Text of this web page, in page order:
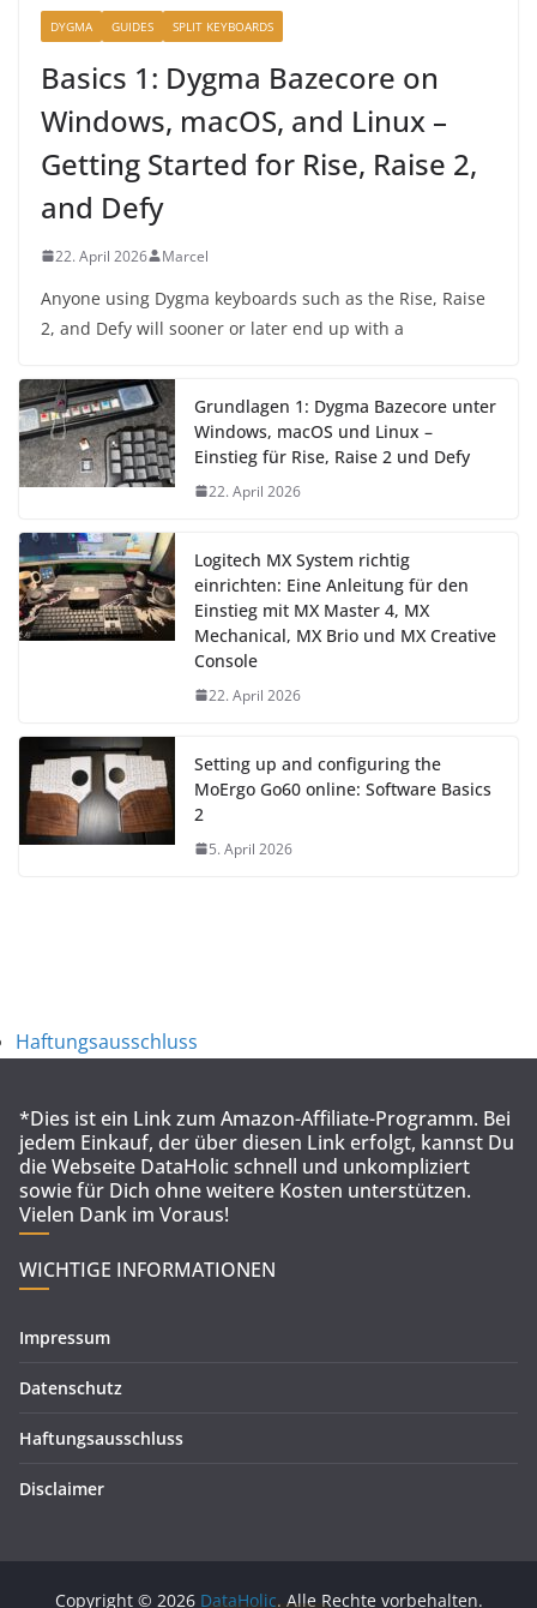
DYGMA GUIDES SPLIT KEYBOARDS
Basics 1: Dygma Bazecore on
Windows, macOS, and Linux –
Getting Started for Rise, Raise 2,
and Defy
22. April 2026 Marcel
Anyone using Dygma keyboards such as the Rise, Raise
2, and Defy will sooner or later end up with a
Grundlagen 1: Dygma Bazecore unter
Windows, macOS und Linux –
Einstieg für Rise, Raise 2 und Defy
22. April 2026
Logitech MX System richtig
einrichten: Eine Anleitung für den
Einstieg mit MX Master 4, MX
Mechanical, MX Brio und MX Creative
Console
22. April 2026
Setting up and configuring the
MoErgo Go60 online: Software Basics
2
5. April 2026
Haftungsausschluss
*Dies ist ein Link zum Amazon-Affiliate-Programm. Bei
jedem Einkauf, der über diesen Link erfolgt, kannst Du
die Webseite DataHolic schnell und unkompliziert
sowie für Dich ohne weitere Kosten unterstützen.
Vielen Dank im Voraus!
WICHTIGE INFORMATIONEN
Impressum
Datenschutz
Haftungsausschluss
Disclaimer
Copyright © 2026 DataHolic. Alle Rechte vorbehalten.